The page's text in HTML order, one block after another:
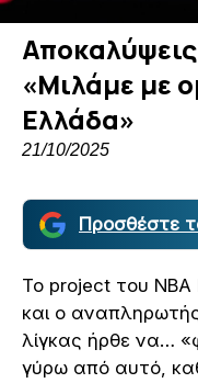
«Μιλάμε με
Ελλάδα»
21/10/2025
Προσθέστε
Το project του NBA
και ο
λίγκας ήρθε να…
γύρω από αυτό,